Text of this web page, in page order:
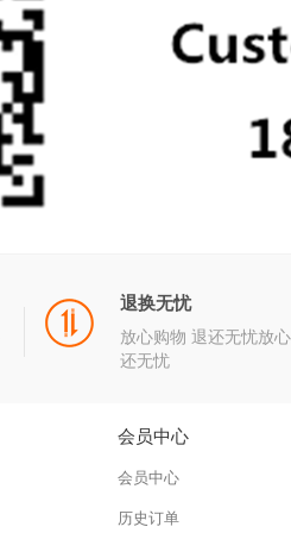
退换无忧
放心购物 退还无忧放
还无忧
会员中心
会员中心
历史订单